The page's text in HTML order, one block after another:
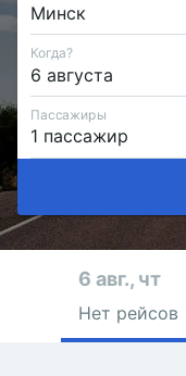
Когда?
Пассажиры
6 авг., чт
Нет рейсов